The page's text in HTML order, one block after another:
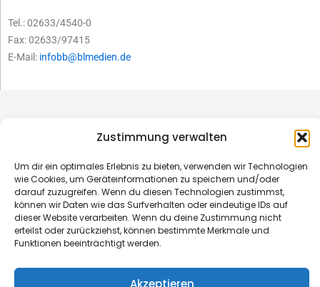
Zustimmung verwalten
Um dir ein optimales Erlebnis zu bieten, verwenden wir Technologien
wie Cookies, um Geräteinformationen zu speichern und/oder
darauf zuzugreifen. Wenn du diesen Technologien zustimmst,
können wir Daten wie das Surfverhalten oder eindeutige IDs auf
dieser Website verarbeiten. Wenn du deine Zustimmung nicht
erteilst oder zurückziehst, können bestimmte Merkmale und
Funktionen beeinträchtigt werden.
Akzeptieren
Tel.: 02633/4540-0
Fax: 02633/97415
E-Mail: infobb@blmedien.de
© B&L MedienGesellschaft mbH & Co. KG